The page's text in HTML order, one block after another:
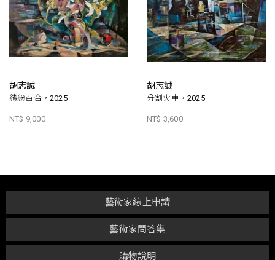
胡志誠
繽紛百合，2025
NT$ 9,000
胡志誠
分割火車，2025
NT$ 3,600
購物說明
藝術家問答集
藝術家線上申請